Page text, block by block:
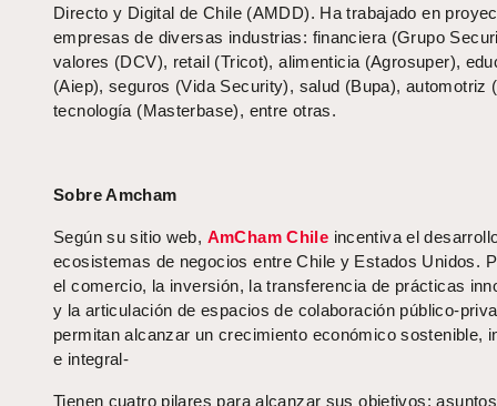
Directo y Digital de Chile (AMDD). Ha trabajado en
empresas de diversas industrias: financiera (Grupo
valores (DCV), retail (Tricot), alimenticia (Agrosuper),
(Aiep), seguros (Vida Security), salud (Bupa), automotriz
tecnología (Masterbase), entre otras.
Sobre Amcham
Según su sitio web, AmCham Chile incentiva el
ecosistemas de negocios entre Chile y Estados Unidos.
el comercio, la inversión, la transferencia de prácticas
y la articulación de espacios de colaboración público-
permitan alcanzar un crecimiento económico sostenible,
e integral-
Tienen cuatro pilares para alcanzar sus objetivos: